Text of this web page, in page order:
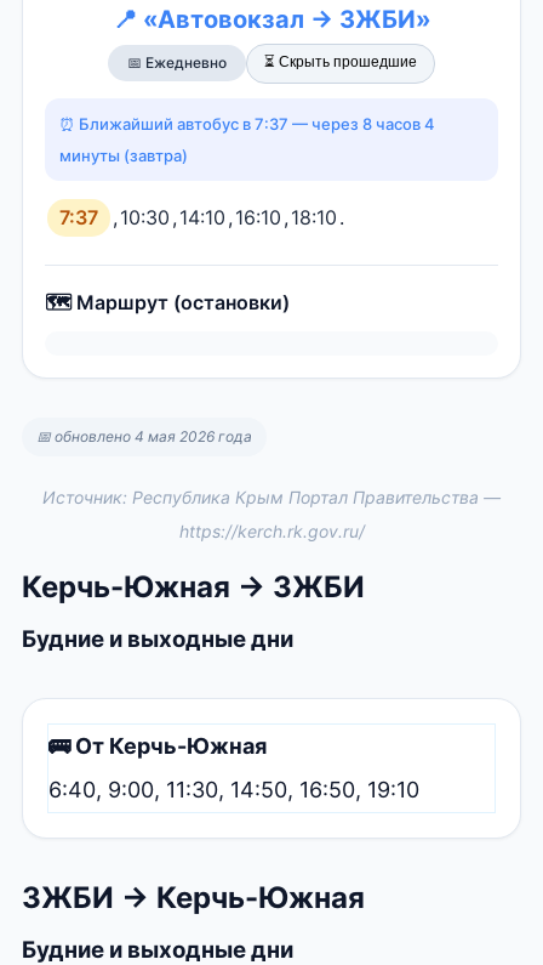
📍 «Автовокзал → ЗЖБИ»
📅 Ежедневно ⏳ Скрыть прошедшие
⏰ Ближайший автобус в 7:37 — через 8 часов 4
минуты (завтра)
7:37 ,10:30 ,14:10 ,16:10 ,18:10 .
🗺️ Маршрут (остановки)
📅 обновлено 4 мая 2026 года
Источник: Республика Крым Портал Правительства —
https://kerch.rk.gov.ru/
Керчь-Южная → ЗЖБИ
Будние и выходные дни
🚌 От Керчь-Южная
6:40, 9:00, 11:30, 14:50, 16:50, 19:10
ЗЖБИ → Керчь-Южная
Будние и выходные дни